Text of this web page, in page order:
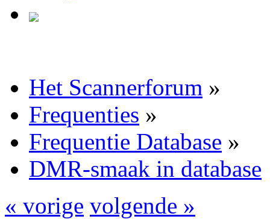
Het Scannerforum »
Frequenties »
Frequentie Database »
DMR-smaak in database
« vorige volgende »